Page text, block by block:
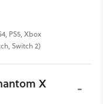
PS5, Xbox
Switch 2)
X -